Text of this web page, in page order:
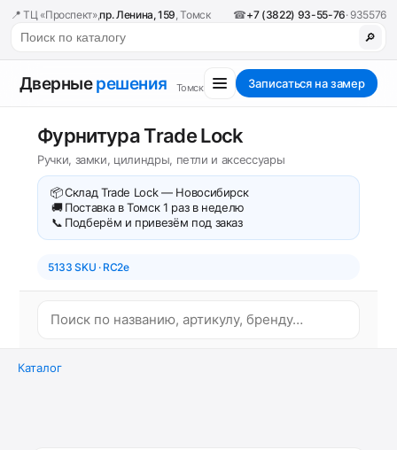
📍 ТЦ «Проспект»,пр. Ленина, 159, Томск ☎+7 (3822) 93-55-76· 935576
🔎
Дверныерешения Томск Записаться на замер
Фурнитура Trade Lock
Ручки, замки, цилиндры, петли и аксессуары
📦Склад Trade Lock — Новосибирск
🚚 Поставка в Томск 1 раз в неделю
📞 Подберём и привезём под заказ
5133 SKU · RC2e
Каталог